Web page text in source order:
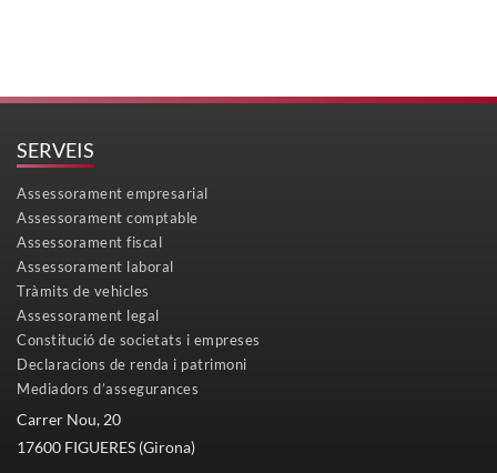
SERVEIS
Assessorament empresarial
Assessorament comptable
Assessorament fiscal
Assessorament laboral
Tràmits de vehicles
Assessorament legal
Constitució de societats i empreses
Declaracions de renda i patrimoni
Mediadors d’assegurances
Carrer Nou, 20
17600 FIGUERES (Girona)